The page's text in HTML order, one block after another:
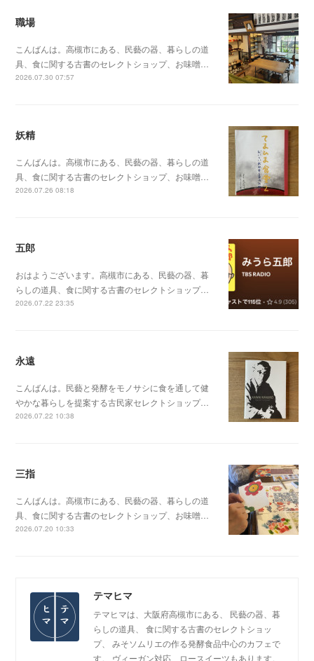
職場
こんばんは。高槻市にある、民藝の器、暮らしの道
具、食に関する古書のセレクトショップ、お味噌…
2026.07.30 07:57
妖精
こんばんは。高槻市にある、民藝の器、暮らしの道
具、食に関する古書のセレクトショップ、お味噌…
2026.07.26 08:18
五郎
おはようございます。高槻市にある、民藝の器、暮
らしの道具、食に関する古書のセレクトショップ…
2026.07.22 23:35
永遠
こんばんは。民藝と発酵をモノサシに食を通して健
やかな暮らしを提案する古民家セレクトショップ…
2026.07.22 10:38
三指
こんばんは。高槻市にある、民藝の器、暮らしの道
具、食に関する古書のセレクトショップ、お味噌…
2026.07.20 10:33
テマヒマ
テマヒマは、大阪府高槻市にある、 民藝の器、暮
らしの道具、 食に関する古書のセレクトショッ
プ、 みそソムリエの作る発酵食品中心のカフェで
す。 ヴィーガン対応、ロースイーツもあります。